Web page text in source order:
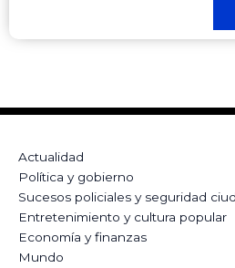
Actualidad
Política y gobierno
Sucesos policiales y seguridad
Entretenimiento y cultura popular
Economía y finanzas
Mundo